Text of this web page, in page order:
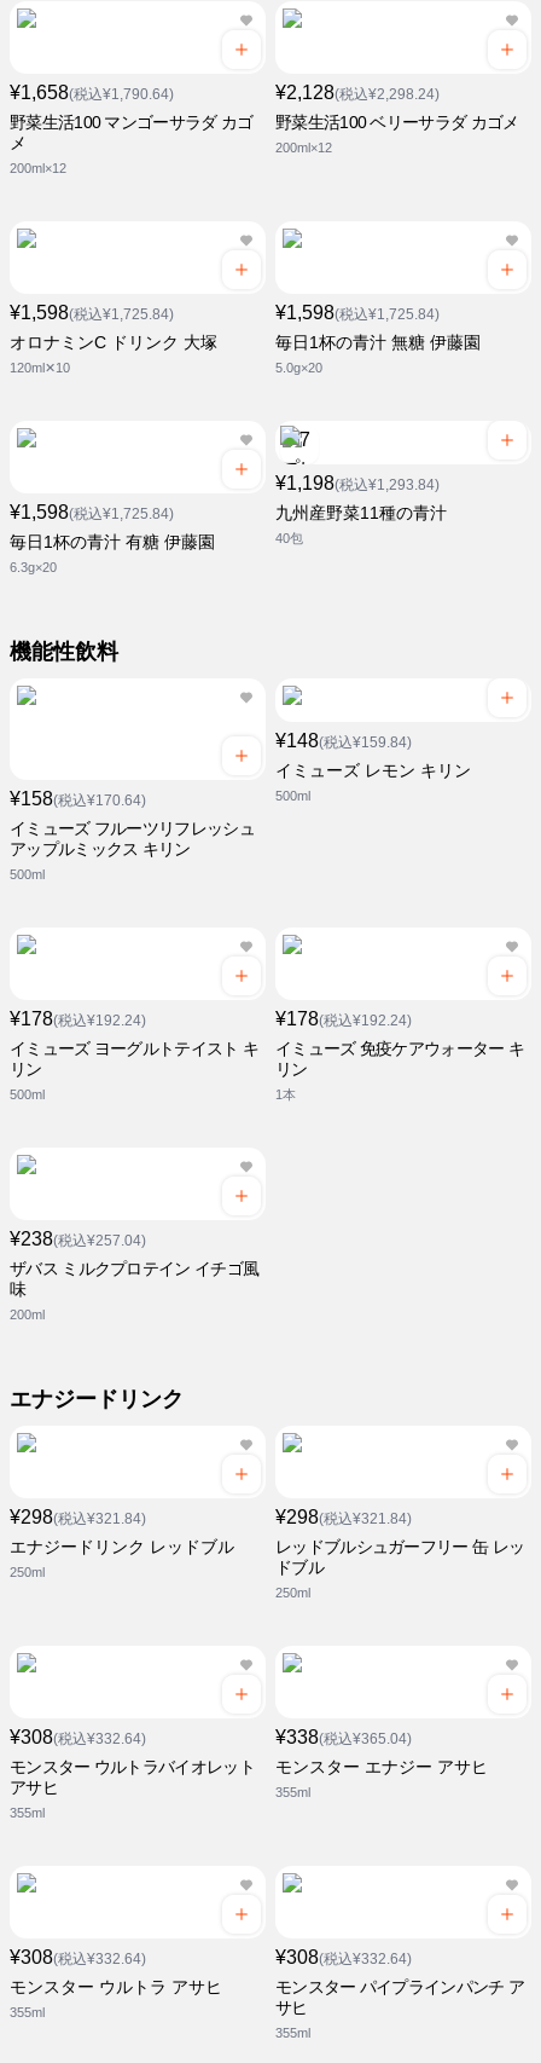
¥1,658(税込¥1,790.64)
野菜生活100 マンゴーサラダ カゴ
メ
200ml×12
¥2,128(税込¥2,298.24)
野菜生活100 ベリーサラダ カゴメ
200ml×12
¥1,598(税込¥1,725.84)
オロナミンC ドリンク 大塚
120ml✕10
¥1,598(税込¥1,725.84)
毎日1杯の青汁 無糖 伊藤園
5.0g×20
¥1,598(税込¥1,725.84)
毎日1杯の青汁 有糖 伊藤園
6.3g×20
¥1,198(税込¥1,293.84)
九州産野菜11種の青汁
40包
機能性飲料
¥158(税込¥170.64)
イミューズ フルーツリフレッシュ
アップルミックス キリン
500ml
¥148(税込¥159.84)
イミューズ レモン キリン
500ml
¥178(税込¥192.24)
イミューズ ヨーグルトテイスト キ
リン
500ml
¥178(税込¥192.24)
イミューズ 免疫ケアウォーター キ
リン
1本
¥238(税込¥257.04)
ザバス ミルクプロテイン イチゴ風
味
200ml
エナジードリンク
¥298(税込¥321.84)
エナジードリンク レッドブル
250ml
¥298(税込¥321.84)
レッドブルシュガーフリー 缶 レッ
ドブル
250ml
¥308(税込¥332.64)
モンスター ウルトラバイオレット
アサヒ
355ml
¥338(税込¥365.04)
モンスター エナジー アサヒ
355ml
¥308(税込¥332.64)
モンスター ウルトラ アサヒ
355ml
¥308(税込¥332.64)
モンスター パイプラインパンチ ア
サヒ
355ml